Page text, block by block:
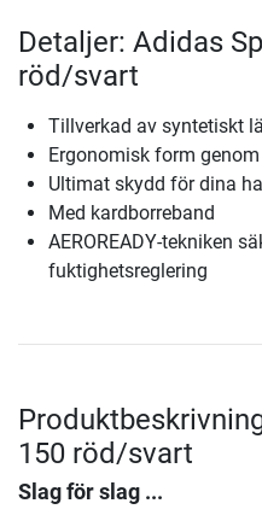
Detaljer: Adidas
röd/svart
Tillverkad av syntetiskt
Ergonomisk form genom
Ultimat skydd för dina
Med kardborreband
AEROREADY-tekniken
fuktighetsreglering
150 röd/svart
Slag för slag ...